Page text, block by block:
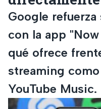
Google
con la app
qué ofrece
streaming
YouTube Music.